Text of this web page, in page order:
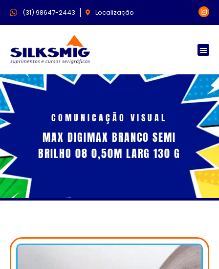
(31) 98647-2443 Localização
COMUNICAÇÃO VISUAL
MAX DIGIMAX BRANCO SEMI
BRILHO 08 0,50M LARG 130 G